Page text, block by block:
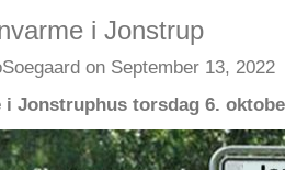
i Jonstrup
on September 13, 2022
i Jonstruphus torsdag 6.